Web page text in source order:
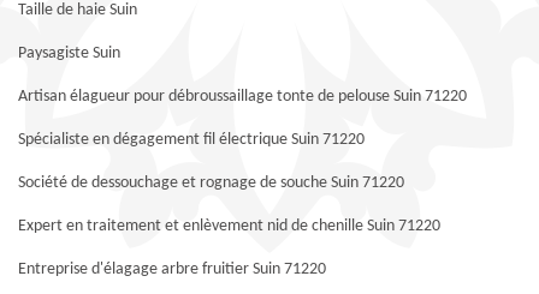
Taille de haie Suin
Paysagiste Suin
Artisan élagueur pour débroussaillage tonte de pelouse Suin 71220
Spécialiste en dégagement fil électrique Suin 71220
Société de dessouchage et rognage de souche Suin 71220
Expert en traitement et enlèvement nid de chenille Suin 71220
Entreprise d'élagage arbre fruitier Suin 71220